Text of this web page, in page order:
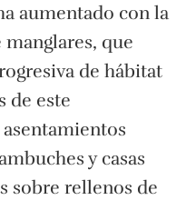
aumentado con la
que
de hábitat
de este
y casas
sobre rellenos de